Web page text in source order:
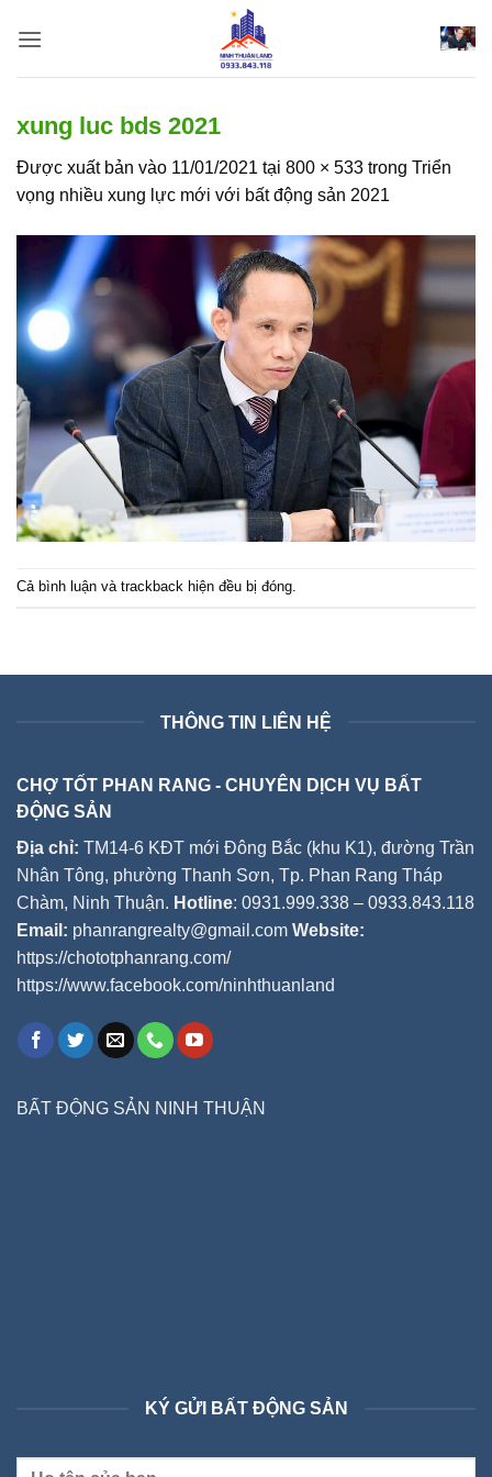
qua
xung luc bds 2021
Được xuất bản vào 11/01/2021 tại 800 × 533 trong Triển
vọng nhiều xung lực mới với bất động sản 2021
Cả bình luận và trackback hiện đều bị đóng.
THÔNG TIN LIÊN HỆ
CHỢ TỐT PHAN RANG - CHUYÊN DỊCH VỤ BẤT
ĐỘNG SẢN
Địa chỉ: TM14-6 KĐT mới Đông Bắc (khu K1), đường Trần
Nhân Tông, phường Thanh Sơn, Tp. Phan Rang Tháp
Chàm, Ninh Thuận. Hotline: 0931.999.338 – 0933.843.118
Email: phanrangrealty@gmail.com Website:
https://chototphanrang.com/
https://www.facebook.com/ninhthuanland
BẤT ĐỘNG SẢN NINH THUẬN
KÝ GỬI BẤT ĐỘNG SẢN